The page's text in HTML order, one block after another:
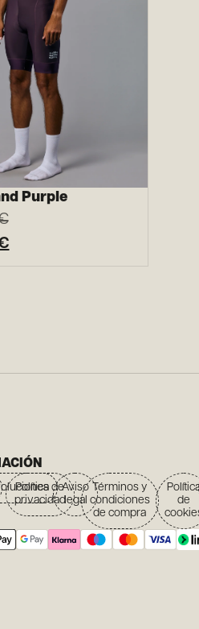
Purple
Política de
privacidad
Aviso
legal
Términos y
condiciones
de compra
de